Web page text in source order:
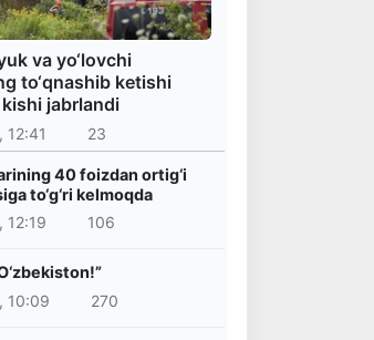
va yo‘lovchi
to‘qnashib ketishi
jabrlandi
12:41 23
40 foizdan ortig‘i
to‘g‘ri kelmoqda
12:19
106
10:09
270